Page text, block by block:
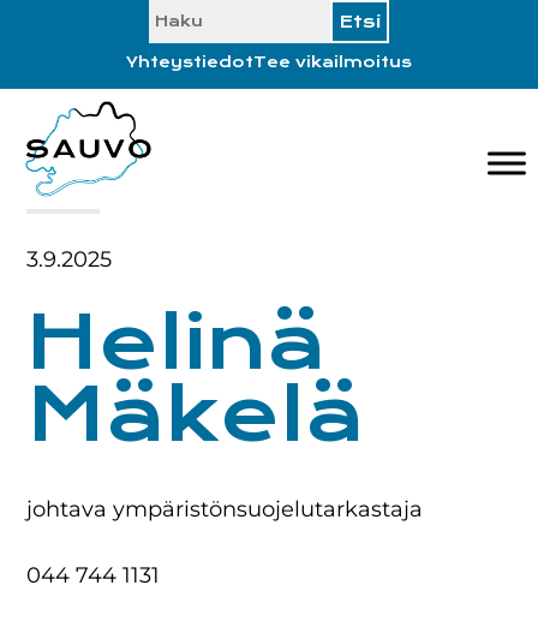
ensisijaiseen
valikkoon
pääsisältöön
ensisijaiseen
sivupalkkiin
alatunnisteeseen
SEARCH
YhteystiedotTee vikailmoitus
3.9.2025
Helinä
Mäkelä
johtava ympäristönsuojelutarkastaja
044 744 1131